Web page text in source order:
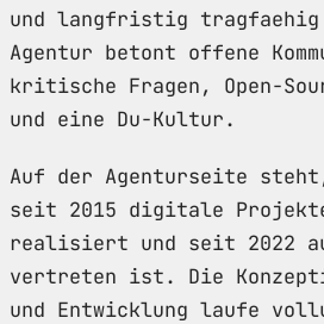
und langfristig
Agentur betont offene
kritische Fragen, Open-
und eine Du-Kultur.
Auf der Agenturseite steht,
seit 2015 digitale
realisiert und seit 2022
vertreten ist. Die
und Entwicklung laufe